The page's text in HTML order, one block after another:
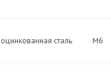
оцинкованная сталь М6